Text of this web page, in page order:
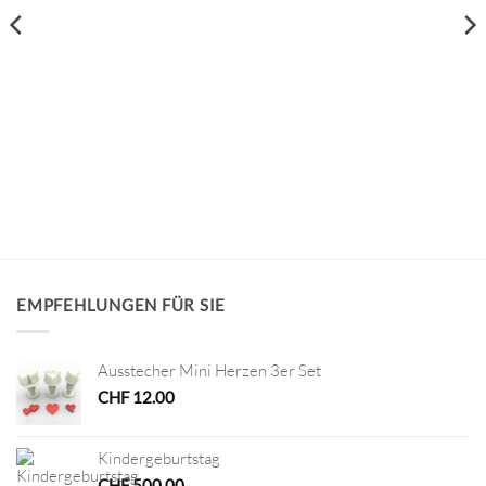
EMPFEHLUNGEN FÜR SIE
Ausstecher Mini Herzen 3er Set
CHF12.00
Kindergeburtstag